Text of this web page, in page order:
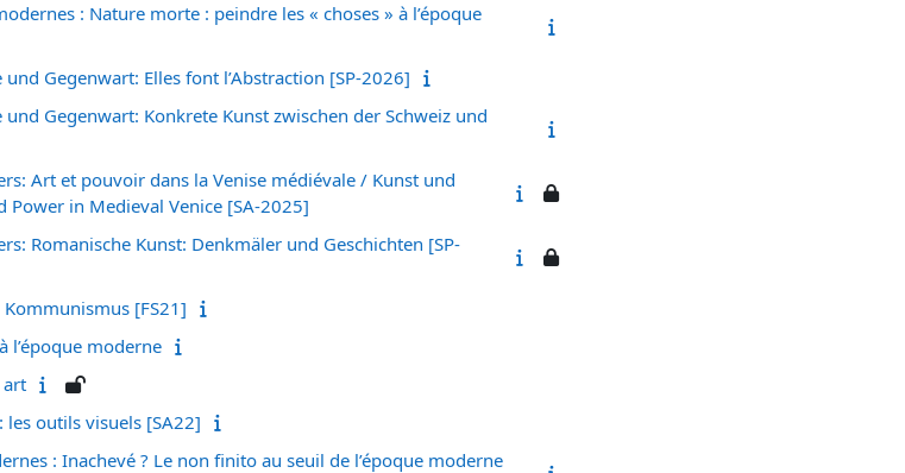
: Nature morte : peindre les « choses » à l’époque
Gegenwart: Elles font l’Abstraction [SP-2026]
Gegenwart: Konkrete Kunst zwischen der Schweiz und
Art et pouvoir dans la Venise médiévale / Kunst und
in Medieval Venice [SA-2025]
Romanische Kunst: Denkmäler und Geschichten [SP-
[FS21]
l’époque moderne
art
les outils visuels [SA22]
: Inachevé ? Le non finito au seuil de l’époque moderne